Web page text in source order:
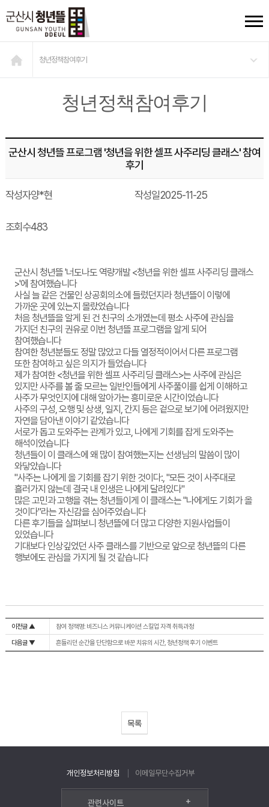
청년정책참여후기
청년정책참여후기
군산시 청년뜰 프로그램 '청년을 위한 셀프 사주리딩 클래스' 참여
후기
작성자양*현 작성일2025-11-25
조회수483
군산시 청년뜰 '너도나도 역량개발 <청년을 위한 셀프 사주리딩 클래스
>'에 참여했습니다
사실 늘 같은 건물인 상공회의소에 들렀던지라 청년뜰이 이렇에
가까운 곳에 있는지 몰랐었습니다
처음 청년뜰을 알게 된 건 친구의 소개였는데 평소 사주에 관심을
가지던 친구의 권유로 이번 청년뜰 프로그램을 알게 되어
참여했습니다
참여한 청년분들도 정말 많았고 다들 열정적이어서 다른 프로그램
또한 참여하고 싶은 의지가 들었습니다
제가 참여한 <청년을 위한 셀프 사주리딩 클래스>는 사주에 관심은
있지만 사주를 볼 줄 모르는 일반인들에게 사주풀이를 쉽게 이해하고
사주가 무엇인지에 대해 알아가는 흥미로운 시간이었습니다
사주의 구성, 오행 및 상생, 일지, 간지 등은 겉으로 보기에 어려웠지만
자연을 담아낸 이야기 같았습니다
서로가 돕고 도와주는 관계가 있고, 나에게 기회를 잡게 도와주는
해석이었습니다
청년들이 이 클래스에 왜 많이 참여했는지는 선생님의 말씀이 많이
와닿았습니다
"사주는 나에게 올 기회를 잡기 위한 것이다:, "모든 것이 사주대로
흘러가지 않는데 결국 내 인생은 나에게 달려있다"
많은 고민과 고행을 겪는 청년들이게 이 클래스는 "나에게도 기회가 올
것이다"라는 자신감을 심어주었습니다
다른 후기들을 살펴보니 청년뜰에 더 많고 다양한 지원사업들이
있었습니다
기대보다 인상깊었던 사주 클래스를 기반으로 앞으로 청년뜰의 다른
행보에도 관심을 가지게 될 것 같습니다
이전글 ▲ 참여 정책명: 비즈니스 커뮤니케이션 스킬업 자격 취득과정
다음글 ▼ 흔들리던 순간을 단단함으로 바꾼 치유의 시간, 청년정책 후기 이벤트
목록
개인정보처리방침 이메일무단수집거부
관련사이트 +